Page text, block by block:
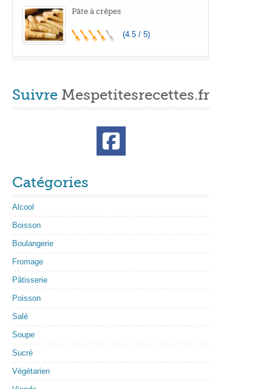
Pâte à crêpes
(4.5 / 5)
Suivre Mespetitesrecettes.fr
Catégories
Alcool
Boisson
Boulangerie
Fromage
Pâtisserie
Poisson
Salé
Soupe
Sucré
Végétarien